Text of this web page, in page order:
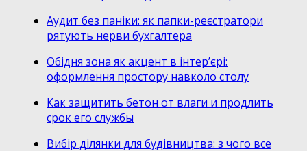
Аудит без паніки: як папки-реєстратори
рятують нерви бухгалтера
Обідня зона як акцент в інтер’єрі:
оформлення простору навколо столу
Как защитить бетон от влаги и продлить
срок его службы
Вибір ділянки для будівництва: з чого все